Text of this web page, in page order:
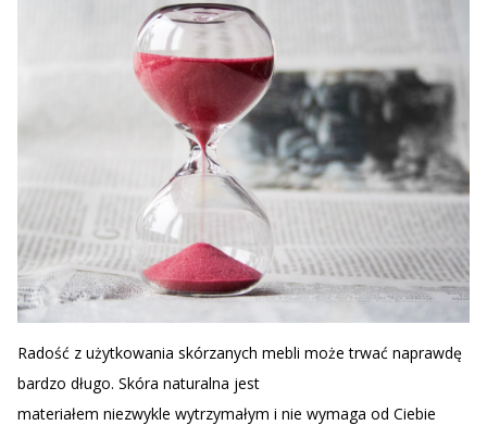
Radość z użytkowania skórzanych mebli może trwać naprawdę
bardzo długo. Skóra naturalna jest
materiałem niezwykle wytrzymałym i nie wymaga od Ciebie